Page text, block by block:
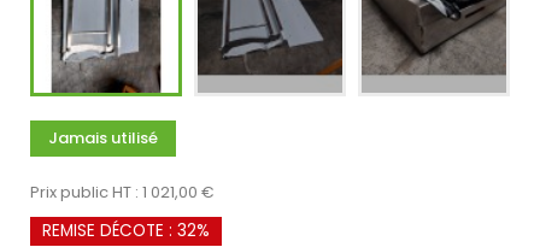
Jamais utilisé
Prix public HT : 1 021,00 €
REMISE DÉCOTE : 32%